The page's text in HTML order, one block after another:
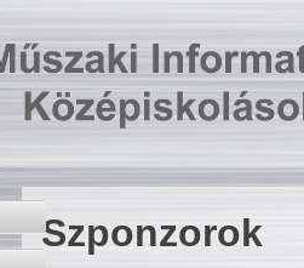
Szponzorok